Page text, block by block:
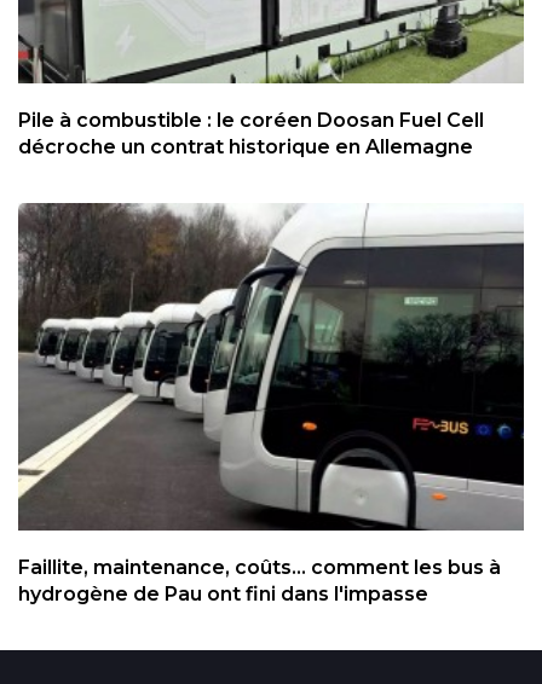
Pile à combustible : le coréen Doosan Fuel Cell
décroche un contrat historique en Allemagne
Faillite, maintenance, coûts... comment les bus à
hydrogène de Pau ont fini dans l'impasse